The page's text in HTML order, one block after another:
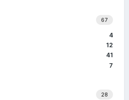
67
4
12
41
7
28